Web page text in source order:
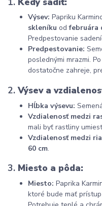
Výsev: Papriku
skleníku odfebruára
Predpestovanie
Predpestovanie:
poslednými mrazmi.
dostatočne zahreje,
2.Výsev a
Hĺbka výsevu:
Vzdialenosť medzi
mali byť rastliny
Vzdialenosť medzi
60 cm.
3. Miesto a pôda:
Miesto: Paprika
ktoré bude mať